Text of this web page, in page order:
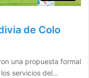
de Colo
una propuesta formal
servicios del…